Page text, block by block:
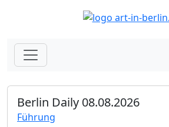
Berlin Daily 08.08.2026
Führung